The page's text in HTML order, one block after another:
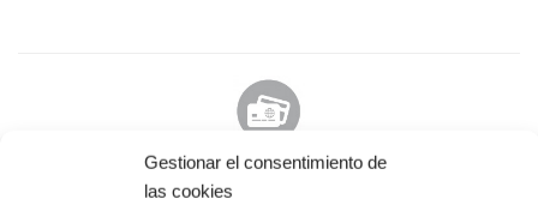
Gestionar el consentimiento de
las cookies
PAGO SEGURO